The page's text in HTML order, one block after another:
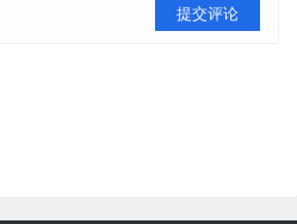
提交评论